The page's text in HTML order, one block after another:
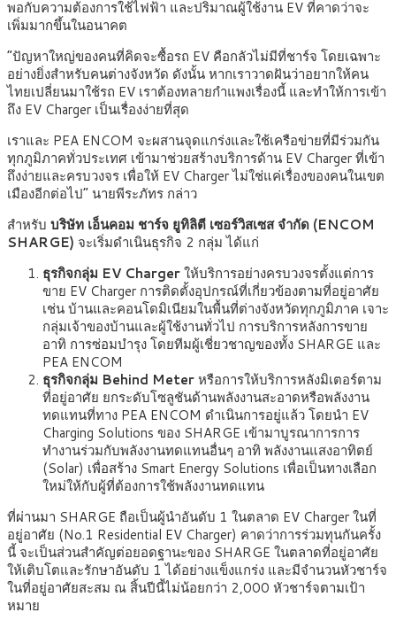
พอกับความต้องการใช้ไฟฟ้า และปริมาณผู้ใช้งาน EV ที่คาดว่าจะ
เพิ่มมากขึ้นในอนาคต
“ปัญหาใหญ่ของคนที่คิดจะซื้อรถ EV คือกลัวไม่มีที่ชาร์จ โดยเฉพาะ
อย่างยิ่งสำหรับคนต่างจังหวัด ดังนั้น หากเราวาดฝันว่าอยากให้คน
ไทยเปลี่ยนมาใช้รถ EV เราต้องทลายกำแพงเรื่องนี้ และทำให้การเข้า
ถึง EV Charger เป็นเรื่องง่ายที่สุด
เราและ PEA ENCOM จะผสานจุดแกร่งและใช้เครือข่ายที่มีร่วมกัน
ทุกภูมิภาคทั่วประเทศ เข้ามาช่วยสร้างบริการด้าน EV Charger ที่เข้า
ถึงง่ายและครบวงจร เพื่อให้ EV Charger ไม่ใช่แค่เรื่องของคนในเขต
เมืองอีกต่อไป” นายพีระภัทร กล่าว
สำหรับ บริษัท เอ็นคอม ชาร์จ ยูทิลิตี เซอร์วิสเซส จำกัด (ENCOM
SHARGE) จะเริ่มดำเนินธุรกิจ 2 กลุ่ม ได้แก่
ธุรกิจกลุ่ม EV Chargerให้บริการอย่างครบวงจรตั้งแต่การ
ขาย EV Charger การติดตั้งอุปกรณ์ที่เกี่ยวข้องตามที่อยู่อาศัย
เช่น บ้านและคอนโดมิเนียมในพื้นที่ต่างจังหวัดทุกภูมิภาค เจาะ
กลุ่มเจ้าของบ้านและผู้ใช้งานทั่วไป การบริการหลังการขาย
อาทิ การซ่อมบำรุง โดยทีมผู้เชี่ยวชาญของทั้ง SHARGE และ
PEA ENCOM
ธุรกิจกลุ่ม Behind Meterหรือการให้บริการหลังมิเตอร์ตาม
ที่อยู่อาศัย ยกระดับโซลูชันด้านพลังงานสะอาดหรือพลังงาน
ทดแทนที่ทาง PEA ENCOM ดำเนินการอยู่แล้ว โดยนำ EV
Charging Solutions ของ SHARGE เข้ามาบูรณาการการ
ทำงานร่วมกับพลังงานทดแทนอื่นๆ อาทิ พลังงานแสงอาทิตย์
(Solar) เพื่อสร้าง Smart Energy Solutions เพื่อเป็นทางเลือก
ใหม่ให้กับผู้ที่ต้องการใช้พลังงานทดแทน
ที่ผ่านมา SHARGE ถือเป็นผู้นำอันดับ 1 ในตลาด EV Charger ในที่
อยู่อาศัย (No.1 Residential EV Charger) คาดว่าการร่วมทุนกันครั้ง
นี้ จะเป็นส่วนสำคัญต่อยอดฐานะของ SHARGE ในตลาดที่อยู่อาศัย
ให้เติบโตและรักษาอันดับ 1 ได้อย่างแข็งแกร่ง และมีจำนวนหัวชาร์จ
ในที่อยู่อาศัยสะสม ณ สิ้นปีนี้ไม่น้อยกว่า 2,000 หัวชาร์จตามเป้า
หมาย